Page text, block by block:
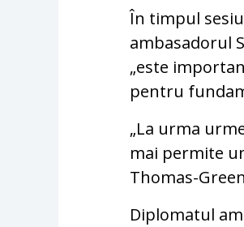
În timpul
ambasadorul
„este
pentru
„La urma
mai permite
Thomas-
Diplomatul